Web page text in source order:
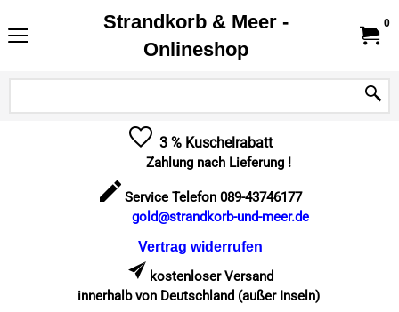
Strandkorb & Meer -
Onlineshop
0
3 % Kuschelrabatt
Zahlung nach Lieferung !
Service Telefon 089-43746177
gold@strandkorb-und-meer.de
Vertrag widerrufen
kostenloser Versand
innerhalb von Deutschland (außer Inseln)